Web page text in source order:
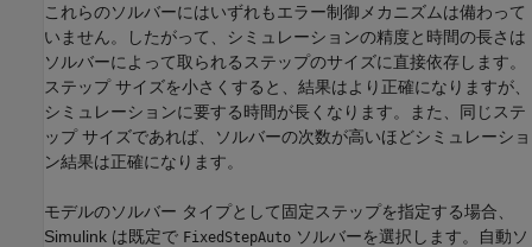
これらのソルバーにはいずれもエラー制御メカニズムは備わって
いません。したがって、シミュレーションの精度と時間の長さは
ソルバーによって取られるステップのサイズに直接依存します。
ステップ サイズを小さくすると、結果はより正確になりますが、
シミュレーションに要する時間が長くなります。また、同じステ
ップ サイズであれば、ソルバーの次数が高いほどシミュレーショ
ン結果は正確になります。
モデルのソルバー タイプとして固定ステップを指定する場合、
Simulink は既定で FixedStepAuto ソルバーを選択します。自動ソ